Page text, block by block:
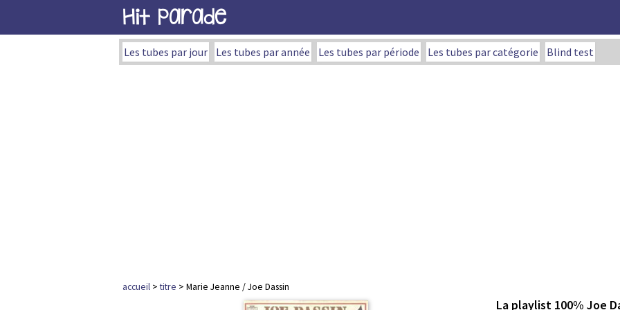
Hit Parade
Les tubes par jour Les tubes par année Les tubes par période Les tubes par catégorie Blind test
accueil >titre > Marie Jeanne / Joe Dassin
La playlist 100% Joe